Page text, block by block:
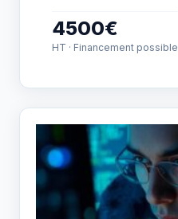
4500€
HT · Financement possible